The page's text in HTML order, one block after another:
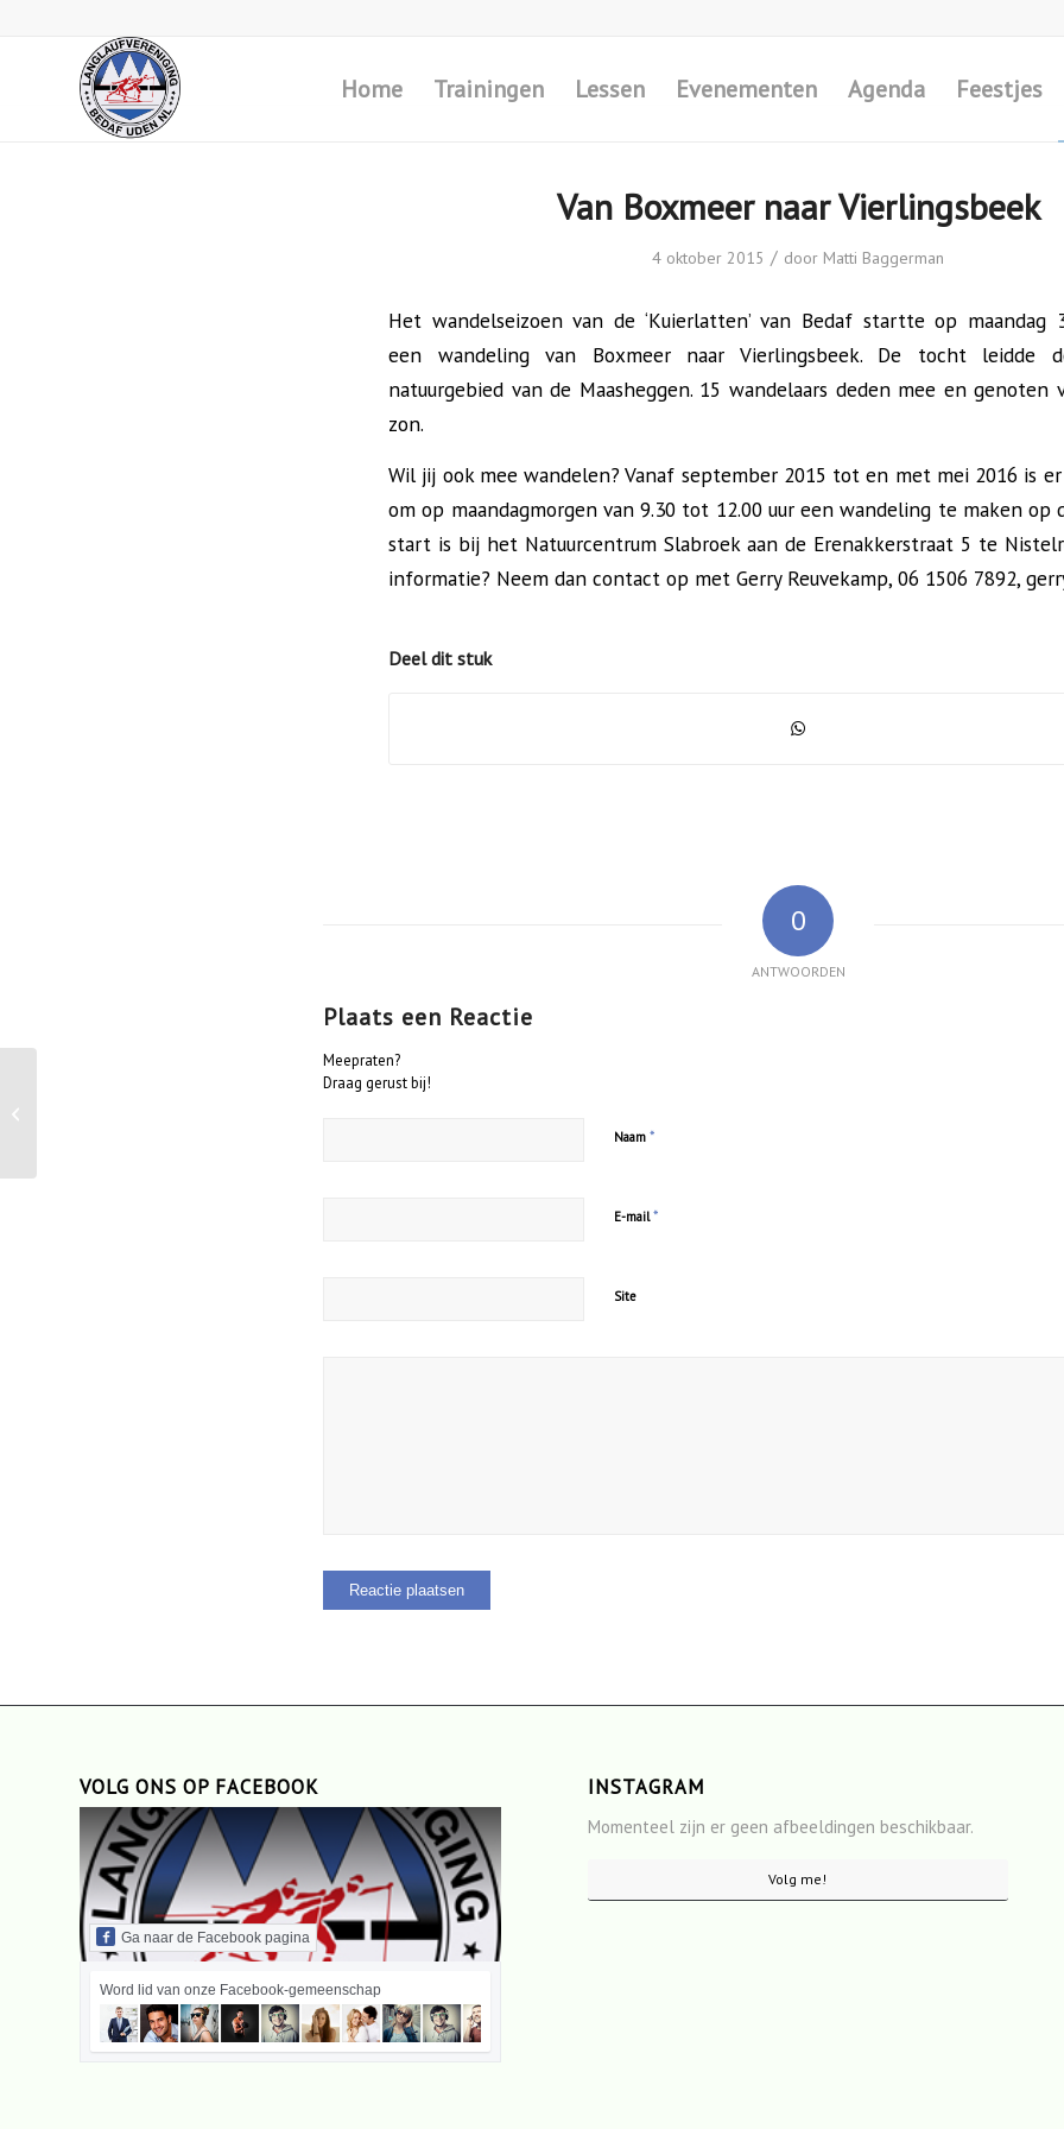
Home Trainingen Lessen Evenementen Agenda Feestjes
Van Boxmeer naar Vierlingsbeek
4 oktober 2015 / door Matti Baggerman
Het wandelseizoen van de ‘Kuierlatten’ van Bedaf startte op maandag
een wandeling van Boxmeer naar Vierlingsbeek. De tocht leidde
natuurgebied van de Maasheggen. 15 wandelaars deden mee en genoten
zon.
Wil jij ook mee wandelen? Vanaf september 2015 tot en met mei 2016 is
om op maandagmorgen van 9.30 tot 12.00 uur een wandeling te maken op
start is bij het Natuurcentrum Slabroek aan de Erenakkerstraat 5 te
informatie? Neem dan contact op met Gerry Reuvekamp, 06 1506 7892,
Deel dit stuk
0
ANTWOORDEN
Plaats een Reactie
Meepraten?
Draag gerust bij!
Naam *
E-mail*
Site
VOLG ONS OP FACEBOOK
Ga naar de Facebook pagina
Word lid van onze Facebook-gemeenschap
INSTAGRAM
Momenteel zijn er geen afbeeldingen beschikbaar.
Volg me!